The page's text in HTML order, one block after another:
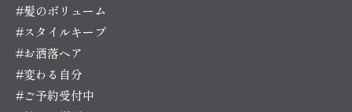
#髪のボリューム
#スタイルキープ
#お洒落ヘア
#変わる自分
#ご予約受付中